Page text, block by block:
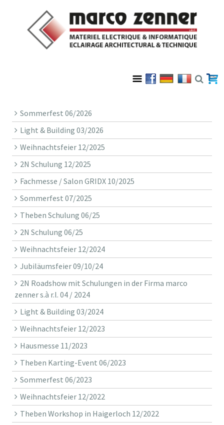
Sommerfest 06/2026
Light & Building 03/2026
Weihnachtsfeier 12/2025
2N Schulung 12/2025
Fachmesse / Salon GRIDX 10/2025
Sommerfest 07/2025
Theben Schulung 06/25
2N Schulung 06/25
Weihnachtsfeier 12/2024
Jubiläumsfeier 09/10/24
2N Roadshow mit Schulungen in der Firma marco
zenner s.à r.l. 04 / 2024
Light & Building 03/2024
Weihnachtsfeier 12/2023
Hausmesse 11/2023
Theben Karting-Event 06/2023
Sommerfest 06/2023
Weihnachtsfeier 12/2022
Theben Workshop in Haigerloch 12/2022